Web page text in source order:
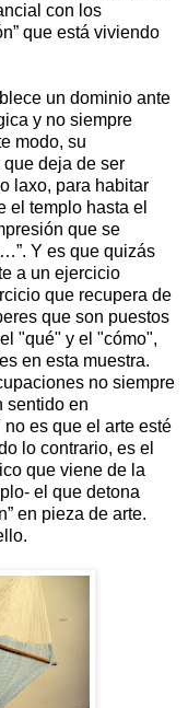
con los
que está viviendo
un dominio ante
y no siempre
modo, su
deja de ser
laxo, para habitar
el templo hasta el
que se
Y es que quizás
a un ejercicio
que recupera de
que son puestos
"qué" y el "cómo",
en esta muestra.
no siempre
sentido en
es que el arte esté
lo contrario, es el
que viene de la
el que detona
en pieza de arte.